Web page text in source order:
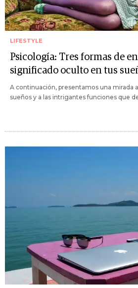
LIFESTYLE
Psicología: Tres formas de
significado oculto en tus
A continuación, presentamos una mirada
sueños y a las intrigantes funciones que